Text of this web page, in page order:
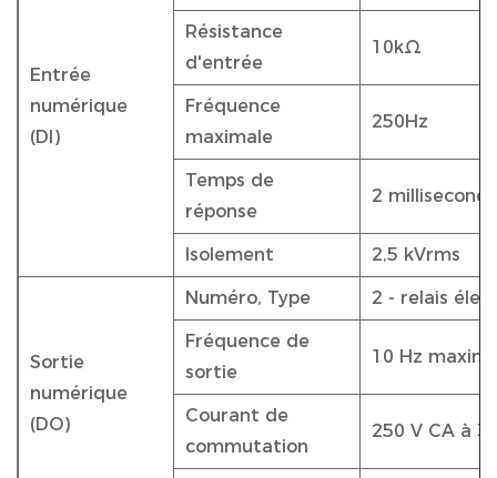
Entrée
numérique
(DI)
Résistance
d'entrée
10kΩ
Fréquence
maximale
250Hz
Temps de
réponse
2
Isolement 2,5 kVrms
Sortie
numérique
(DO)
Numéro, Type 2 - relais
Fréquence de
sortie
10 Hz
Courant de
commutation
250 V CA à